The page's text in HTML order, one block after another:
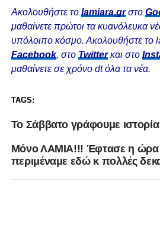
Ακολουθήστε το lamiara.grστο
μαθαίνετε πρώτοι τα κυανόλευκα
υπόλοιπο κόσμο. Ακολουθήστε το
Facebook, στο Twitterκαι στο
μαθαίνετε σε χρόνο dt όλα τα νέα.
TAGS:
Το Σάββατο γράφουμε
Mόνο ΛΑΜΙΑ!!! Έφτασε η ώρα
περιμέναμε εδώ κ πολλές